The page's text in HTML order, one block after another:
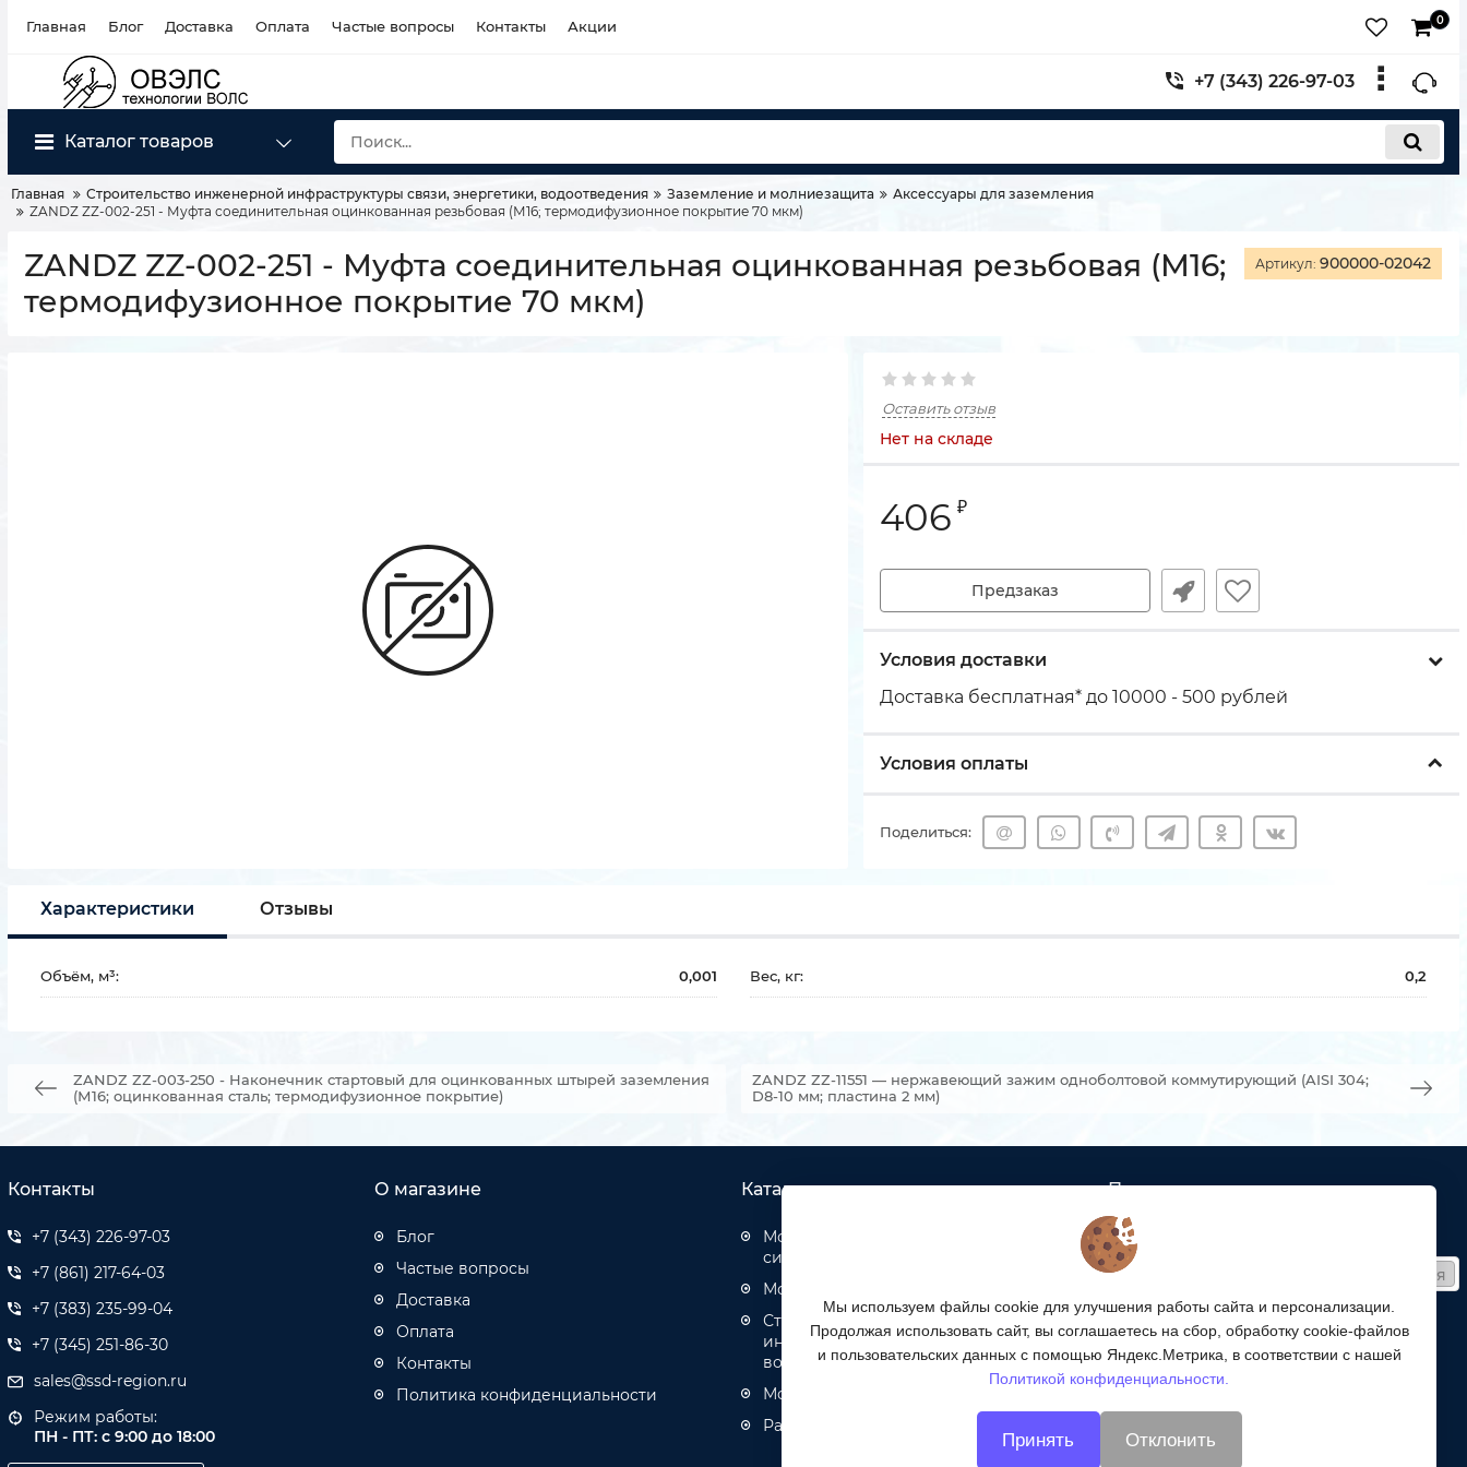
Главная Блог Доставка Оплата Частые вопросы Контакты Акции 0
+7 (343) 226-97-03
Каталог товаров
Главная Строительство инженерной инфраструктуры связи, энергетики, водоотведения Заземление и молниезащита
Аксессуары для заземления
ZANDZ ZZ-002-251 - Муфта соединительная оцинкованная резьбовая (М16; термодифузионное покрытие 70 мкм)
ZANDZ ZZ-002-251 - Муфта соединительная оцинкованная резьбовая (М16;
термодифузионное покрытие 70 мкм)
Артикул: 900000-02042
Оставить отзыв
Нет на складе
406 ₽
Предзаказ
Условия доставки
Доставка бесплатная* до 10000 - 500 рублей
Условия оплаты
Поделиться:
Характеристики Отзывы
Объём, м³: 0,001 Вес, кг: 0,2
ZANDZ ZZ-003-250 - Наконечник стартовый для оцинкованных штырей заземления
(М16; оцинкованная сталь; термодифузионное покрытие)
ZANDZ ZZ-11551 — нержавеющий зажим одноболтовой коммутирующий (AISI 304;
D8-10 мм; пластина 2 мм)
Контакты
+7 (343) 226-97-03
+7 (861) 217-64-03
+7 (383) 235-99-04
+7 (345) 251-86-30
sales@ssd-region.ru
Режим работы:
ПН - ПТ: с 9:00 до 18:00
О магазине
Блог
Частые вопросы
Доставка
Оплата
Контакты
Политика конфиденциальности
Каталог товаров
Монтаж структурированных кабельных
систем
Монтаж оптических кабелей связи
Строительство инженерной
инфраструктуры связи, энергетики,
водоотведения
Монтаж кабелей связи и энергетики
Разное
Подписка
Получайте только полезные статьи!
Подписаться
Согласен на обработку персональных данных
Мы в соцсетях:
Мы используем файлы cookie для улучшения работы сайта и персонализации.
Продолжая использовать сайт, вы соглашаетесь на сбор, обработку cookie-файлов
и пользовательских данных с помощью Яндекс.Метрика, в соответствии с нашей
Политикой конфиденциальности.
Принять Отклонить